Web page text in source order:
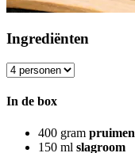
Ingrediënten
In de box
400 gram pruimen
150 ml slagroom